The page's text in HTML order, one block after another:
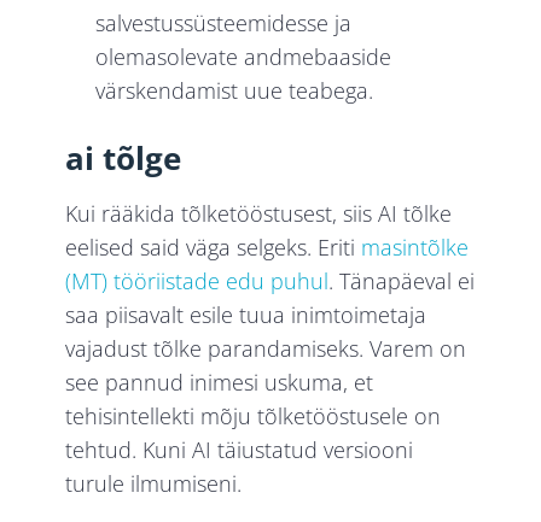
salvestussüsteemidesse ja
olemasolevate andmebaaside
värskendamist uue teabega.
ai tõlge
Kui rääkida tõlketööstusest, siis AI tõlke
eelised said väga selgeks. Eriti masintõlke
(MT) tööriistade edu puhul. Tänapäeval ei
saa piisavalt esile tuua inimtoimetaja
vajadust tõlke parandamiseks. Varem on
see pannud inimesi uskuma, et
tehisintellekti mõju tõlketööstusele on
tehtud. Kuni AI täiustatud versiooni
turule ilmumiseni.